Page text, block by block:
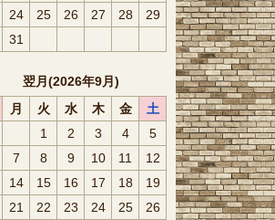
24 25 26 27 28
29
31
翌月(2026年9月)
月 火 水 木 金
土
1
2 3 4
5
7 8 9 10 11
12
14 15 16 17 18
19
21 22 23 24 25 26